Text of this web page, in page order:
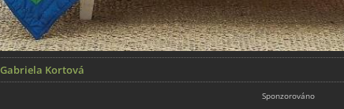
Gabriela Kortová